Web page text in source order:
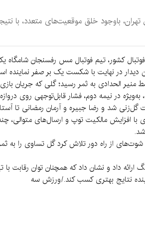
باوجود خلق موقعیت‌های متعدد، با
در نهایت با شکست یک بر صفر نماینده
محوطه جریمه توسط منیر الحدادی به ثمر رسید؛ گلی که
در نیمه دوم، فشار قابل‌توجهی روی
و رضا جبیره و آرمان رمضانی تا آستانه
با افزایش مالکیت توپ و ارسال‌های
از راه دور تلاش کرد گل تساوی را به
داد و نشان داد که همچنان توان رقابت با
نتایج بهتری کسب کند./ورزش سه